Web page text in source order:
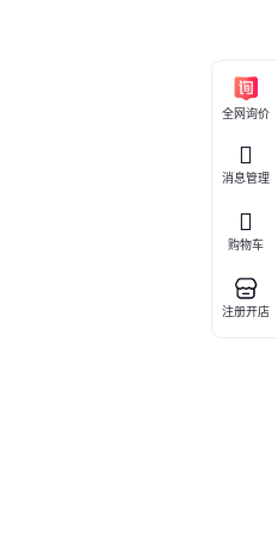
全网询价
消息管理
购物车
注册开店